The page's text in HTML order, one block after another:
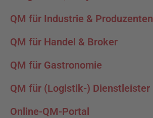
QM für Industrie & Produzenten
QM für Handel & Broker
QM für Gastronomie
QM für (Logistik-) Dienstleister
Online-QM-Portal